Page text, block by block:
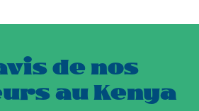
de nos
au Kenya